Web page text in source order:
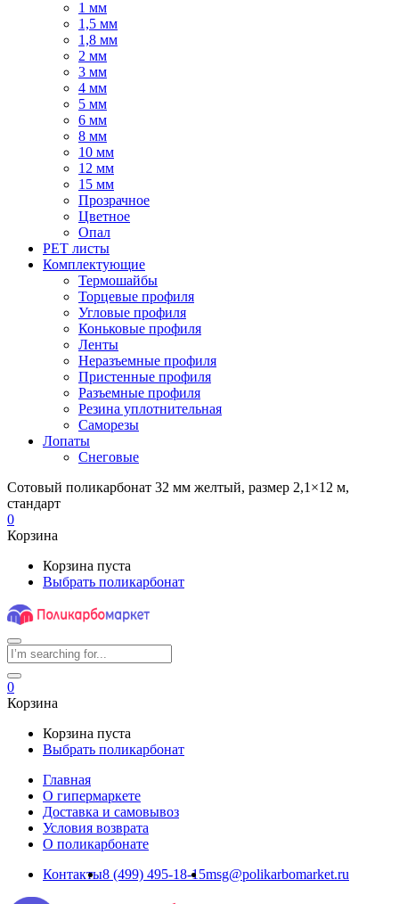
1 мм
1,5 мм
1,8 мм
2 мм
3 мм
4 мм
5 мм
6 мм
8 мм
10 мм
12 мм
15 мм
Прозрачное
Цветное
Опал
PET листы
Комплектующие
Термошайбы
Торцевые профиля
Угловые профиля
Коньковые профиля
Ленты
Неразъемные профиля
Пристенные профиля
Разъемные профиля
Резина уплотнительная
Саморезы
Лопаты
Снеговые
Сотовый поликарбонат 32 мм желтый, размер 2,1×12 м,
стандарт
0
Корзина
Корзина пуста
Выбрать поликарбонат
0
Корзина
Корзина пуста
Выбрать поликарбонат
Главная
О гипермаркете
Доставка и самовывоз
Условия возврата
О поликарбонате
Контакты8 (499) 495-18-15msg@polikarbomarket.ru